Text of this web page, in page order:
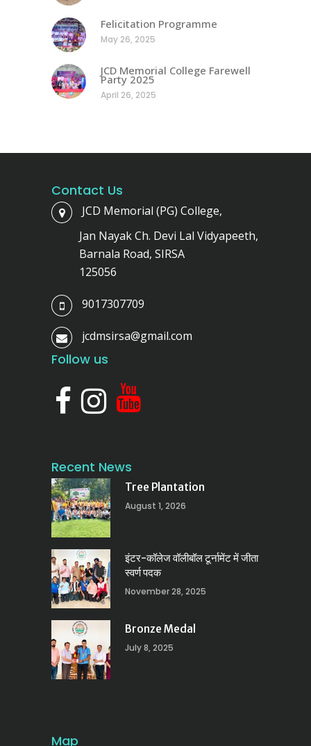
Felicitation Programme
May 26, 2025
JCD Memorial College Farewell
Party 2025
April 26, 2025
Contact Us
JCD Memorial (PG) College,
Jan Nayak Ch. Devi Lal Vidyapeeth,
Barnala Road, SIRSA
125056
9017307709
jcdmsirsa@gmail.com
Follow us
Recent News
Tree Plantation
August 1, 2026
इंटर-कॉलेज वॉलीबॉल टूर्नामेंट में जीता
स्वर्ण पदक
November 28, 2025
Bronze Medal
July 8, 2025
Map